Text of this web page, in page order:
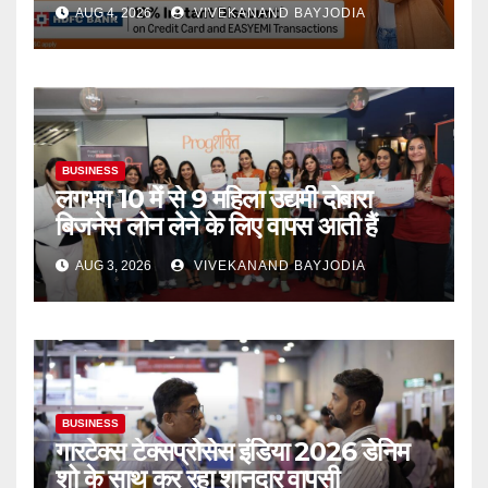
AUG 4, 2026 VIVEKANAND BAYJODIA
BUSINESS
लगभग 10 में से 9 महिला उद्यमी दोबारा
बिजनेस लोन लेने के लिए वापस आती हैं
AUG 3, 2026 VIVEKANAND BAYJODIA
BUSINESS
गारटेक्स टेक्सप्रोसेस इंडिया 2026 डेनिम
शो के साथ कर रहा शानदार वापसी